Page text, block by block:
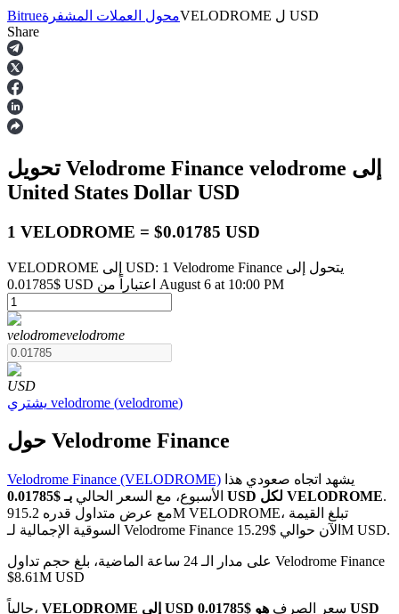
العقود الآجلة
العقود الآجلة USDT
العقود الآجلة لـ COIN-M
العقود الآجلة للعملات المشفرة
TradFi
Bitrueمحول العملات المشفرةVELODROME ل USD
Share
تحويل Velodrome Finance velodrome
United States Dollar USD
1 VELODROME = $0.01785 USD
VELODROME إلى USD: 1 Velodrome Finance يتحول إلى
$0.01785 USD اعتباراً من August 6 at 10:00 PM
velodromevelodrome
USD
يشتري velodrome (velodrome)
حول Velodrome Finance
Velodrome Finance (VELODROME)
الأسبوع، مع السعر الحالي
بـ $0.01785 USD لكل VELODROME.
مع عرض متداول قدره 915.2M VELODROME، تبلغ القيمة
السوقية الإجمالية لـ Velodrome Finance الآن حوالي $15.29M USD.
على مدار الـ 24 ساعة الماضية، بلغ حجم تداول Velodrome Finance
$8.61M USD
حالياً، VELODROME إلى USD سعر الصرف
هو $0.01785 USD